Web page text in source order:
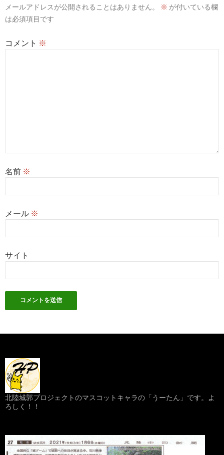
ョ
メールアドレスが公開されることはありません。 ※ が付いている欄
は必須項目です
コメント ※
名前 ※
メール ※
サイト
北陸城郭プロジェクトのマスコットキャラの「うーたん」です。よ
ろしく！！